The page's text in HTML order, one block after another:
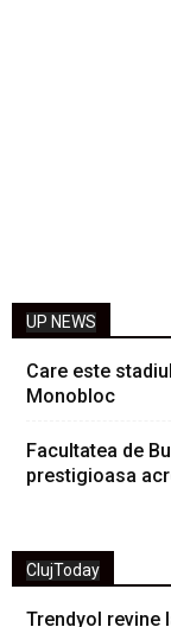
UP NEWS
Care este
Monobloc
Facultatea de
prestigioasa
ClujToday
Trendyol revine